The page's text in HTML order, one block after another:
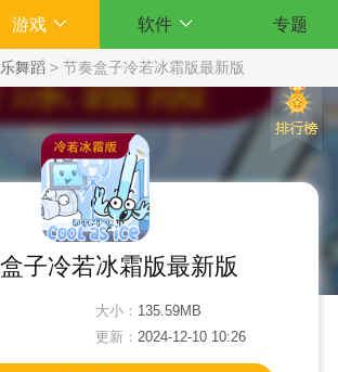
游戏 软件 专题
舞蹈 > 节奏盒子冷若冰霜版最新版
子冷若冰霜版最新版
大小： 135.59MB
更新： 2024-12-10 10:26